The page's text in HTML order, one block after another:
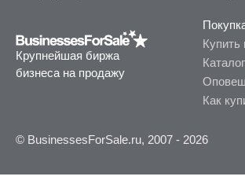
Крупнейшая биржа
бизнеса на продажу
Купить
Как
© BusinessesForSale.ru, 2007 - 2026